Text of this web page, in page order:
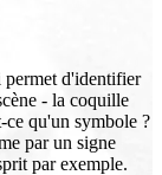
permet d'identifier
- la coquille
ce qu'un symbole ?
par un signe
par exemple.